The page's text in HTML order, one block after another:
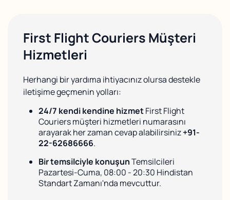
First Flight Couriers Müşteri
Hizmetleri
Herhangi bir yardıma ihtiyacınız olursa destekle
iletişime geçmenin yolları:
24/7 kendi kendine hizmetFirst Flight
Couriers müşteri hizmetleri numarasını
arayarak her zaman cevap alabilirsiniz+91-
22-62686666.
Bir temsilciyle konuşunTemsilcileri
Pazartesi-Cuma, 08:00 - 20:30 Hindistan
Standart Zamanı'nda mevcuttur.